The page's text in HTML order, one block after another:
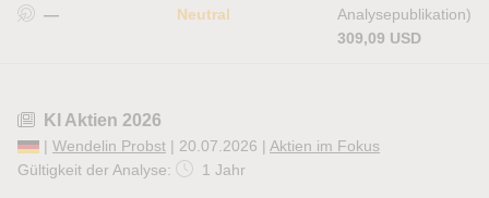
—
Neutral
Analysepublikation)
309,09 USD
KI Aktien 2026
| Wendelin Probst | 20.07.2026 | Aktien im Fokus
Gültigkeit der Analyse:
1 Jahr